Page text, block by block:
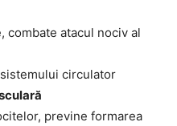
combate atacul nociv al
circulator
previne formarea